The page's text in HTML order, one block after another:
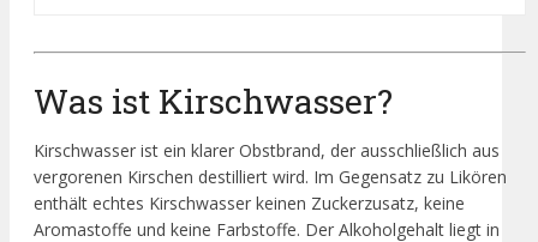
Was ist Kirschwasser?
Kirschwasser ist ein klarer Obstbrand, der ausschließlich aus
vergorenen Kirschen destilliert wird. Im Gegensatz zu Likören
enthält echtes Kirschwasser keinen Zuckerzusatz, keine
Aromastoffe und keine Farbstoffe. Der Alkoholgehalt liegt in